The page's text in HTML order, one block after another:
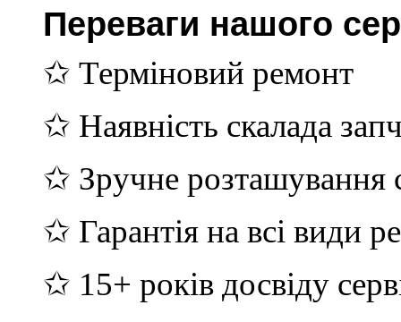
Переваги нашого
✩ Терміновий ремонт
✩ Наявність скалада
✩ Зручне розташування
✩ Гарантія на всі види
✩ 15+ років досвіду